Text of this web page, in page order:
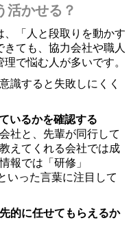
活かせる？
「人と段取りを動かす
ても、協力会社や職人
で悩む人が多いです。
識すると失敗しにくく
いるかを確認する
社と、先輩が同行して
えてくれる会社では成
報では「研修」
いった言葉に注目して
的に任せてもらえるか